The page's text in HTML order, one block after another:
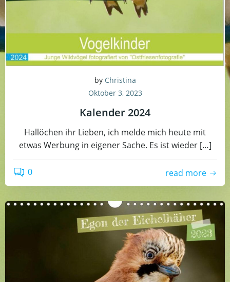
by Christina
Oktober 3, 2023
Kalender 2024
Hallöchen ihr Lieben, ich melde mich heute mit
etwas Werbung in eigener Sache. Es ist wieder […]
0 read more